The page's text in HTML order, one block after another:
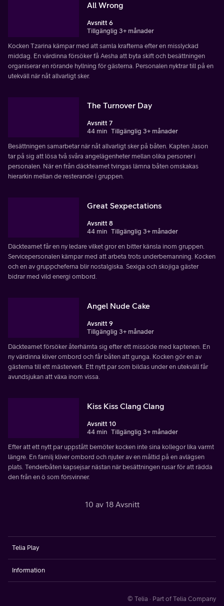
All Wrong
Avsnitt 6
Tillgänglig 3+ månader
Kocken Tzarina kämpar med att samla krafterna efter en misslyckad
middag. En värdinna försöker få Aesha att byta skift och besättningen
organiserar en rörande hyllning för gästerna. Personalen nyktrar till på en
utekväll när nåt allvarligt sker.
The Turnover Day
Avsnitt 7
44 min Tillgänglig 3+ månader
Besättningen samarbetar när nåt allvarligt sker på båten. Kapten Jason
tar på sig att lösa två svåra angelägenheter mellan olika personer i
personalen. När en från däckteamet tvingas lämna båten omskakas
hierarkin mellan de resterande i gruppen.
Great Sexpectations
Avsnitt 8
44 min Tillgänglig 3+ månader
Däckteamet får en ny ledare vilket gror en bitter känsla inom gruppen.
Servicepersonalen kämpar med att arbeta trots underbemanning. Kocken
och en av gruppcheferna blir nostalgiska. Sexiga och skojiga gäster
bidrar med vild energi ombord.
Angel Nude Cake
Avsnitt 9
Tillgänglig 3+ månader
Däckteamet försöker återhämta sig efter ett missöde med kaptenen. En
ny värdinna kliver ombord och får båten att gunga. Kocken gör en av
gästerna till ett mästerverk. Ett nytt par som bildas under en utekväll får
avundsjukan att växa inom vissa.
Kiss Kiss Clang Clang
Avsnitt 10
44 min Tillgänglig 3+ månader
Efter att ett nytt par uppstått bemöter kocken inte sina kollegor lika varmt
längre. En familj kliver ombord och njuter av en måltid på en avlägsen
plats. Tenderbåten kapsejsar nästan när besättningen rusar för att rädda
den från en ö som försvinner.
10 av 18 Avsnitt
Telia Play
Information
© Telia · Part of Telia Company